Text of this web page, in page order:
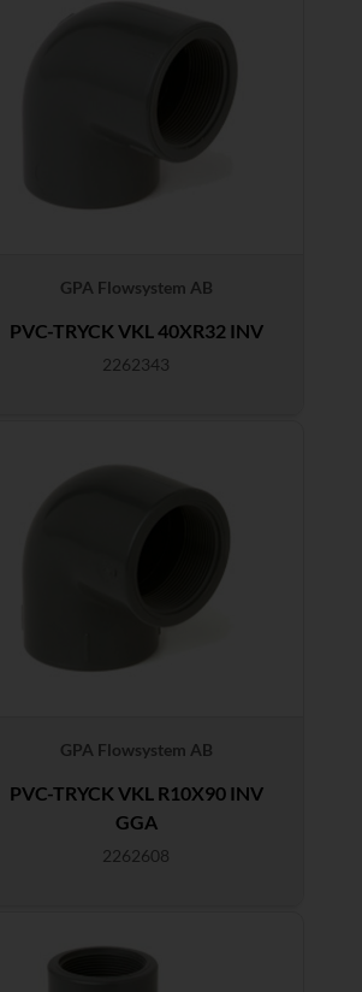
GPA Flowsystem AB
PVC-TRYCK VKL 40XR32 INV
2262343
GPA Flowsystem AB
PVC-TRYCK VKL R10X90 INV
GGA
2262608